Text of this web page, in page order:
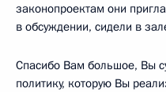
законопроектам они
в обсуждении, сидели в
Спасибо Вам большое, Вы
политику, которую Вы